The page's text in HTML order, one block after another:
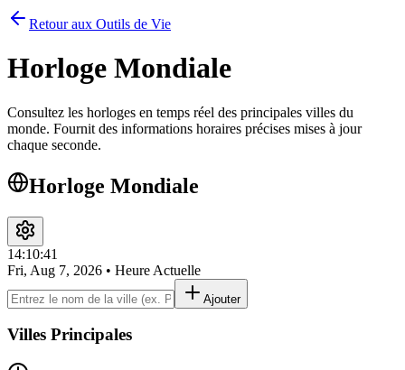
Retour aux Outils de Vie
Horloge Mondiale
Consultez les horloges en temps réel des principales villes du
monde. Fournit des informations horaires précises mises à jour
chaque seconde.
Horloge Mondiale
14:10:41
Fri, Aug 7, 2026 • Heure Actuelle
Ajouter
Villes Principales